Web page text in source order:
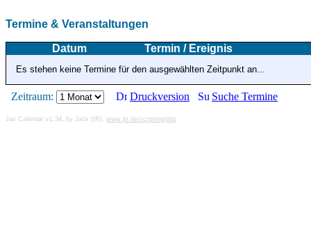
Termine & Veranstaltungen
Datum Termin / Ereignis
Es stehen keine Termine für den ausgewählten Zeitpunkt an...
Zeitraum: Druckversion Suche Termine
Jax Calendar v1.34, by Jack (tR), www.jtr.de/scripting/php